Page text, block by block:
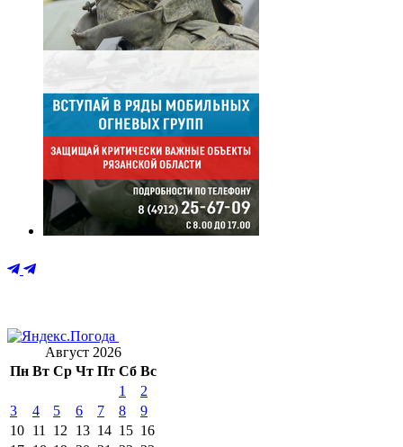
Август 2026
Пн Вт Ср Чт Пт Сб Вс
1
2
3
4 5 6 7 8
9
10 11 12 13 14 15 16